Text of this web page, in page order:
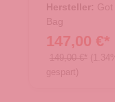
Hersteller: Got
Bag
147,00 €*
149,00 €* (1.34%
gespart)